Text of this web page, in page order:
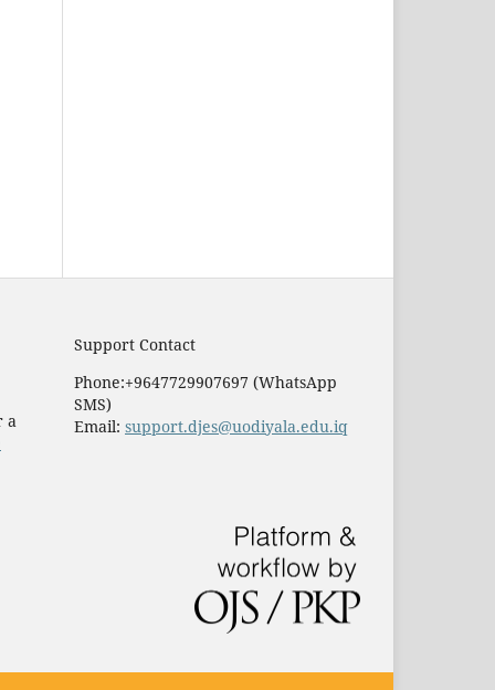
a
Support Contact
Phone:+9647729907697 (WhatsApp
SMS)
Email: support.djes@uodiyala.edu.iq